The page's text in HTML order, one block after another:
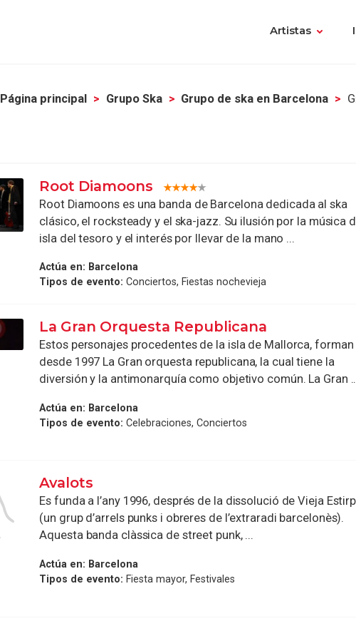
Artistas
Página principal Grupo Ska Grupo de ska en Barcelona
Root Diamoons
Root Diamoons es una banda de Barcelona dedicada al ska
clásico, el rocksteady y el ska-jazz. Su ilusión por la música
isla del tesoro y el interés por llevar de la mano ...
Actúa en: Barcelona
Tipos de evento: Conciertos, Fiestas nochevieja
La Gran Orquesta Republicana
Estos personajes procedentes de la isla de Mallorca, forman
desde 1997 La Gran orquesta republicana, la cual tiene la
diversión y la antimonarquía como objetivo común. La Gran
Actúa en: Barcelona
Tipos de evento: Celebraciones, Conciertos
Avalots
Es funda a l’any 1996, després de la dissolució de Vieja
(un grup d’arrels punks i obreres de l’extraradi barcelonès).
Aquesta banda clàssica de street punk, ...
Actúa en: Barcelona
Tipos de evento: Fiesta mayor, Festivales